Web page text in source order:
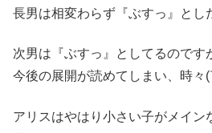
長男は相変わらず『ぶすっ』とし
次男は『ぶすっ』としてるのです
今後の展開が読めてしまい、時々(
アリスはやはり小さい子がメイン